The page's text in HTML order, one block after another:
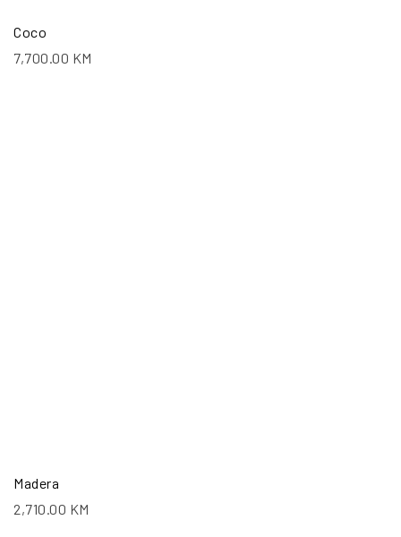
Coco
7,700.00 KM
Madera
2,710.00 KM